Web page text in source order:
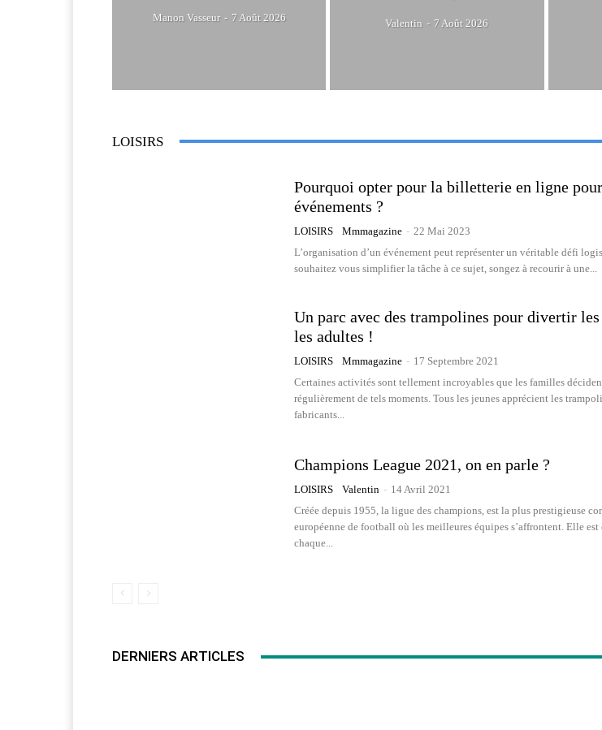
Manon Vasseur - 7 Août 2026 Valentin - 7 Août 2026
LOISIRS
Pourquoi opter pour la billetterie en ligne
événements ?
LOISIRS Mmmagazine - 22 Mai 2023
L’organisation d’un événement peut représenter un véritable défi
souhaitez vous simplifier la tâche à ce sujet, songez à recourir à une...
Un parc avec des trampolines pour divertir
les adultes !
LOISIRS Mmmagazine - 17 Septembre 2021
Certaines activités sont tellement incroyables que les familles
régulièrement de tels moments. Tous les jeunes apprécient les
fabricants...
Champions League 2021, on en parle ?
LOISIRS Valentin - 14 Avril 2021
Créée depuis 1955, la ligue des champions, est la plus prestigieuse
européenne de football où les meilleures équipes s’affrontent. Elle est
chaque...
DERNIERS ARTICLES